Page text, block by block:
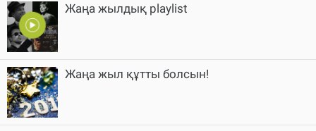
Жаңа жылдық playlist
Жаңа жыл құтты болсын!